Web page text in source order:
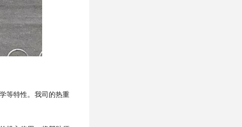
等特性。我司的热重